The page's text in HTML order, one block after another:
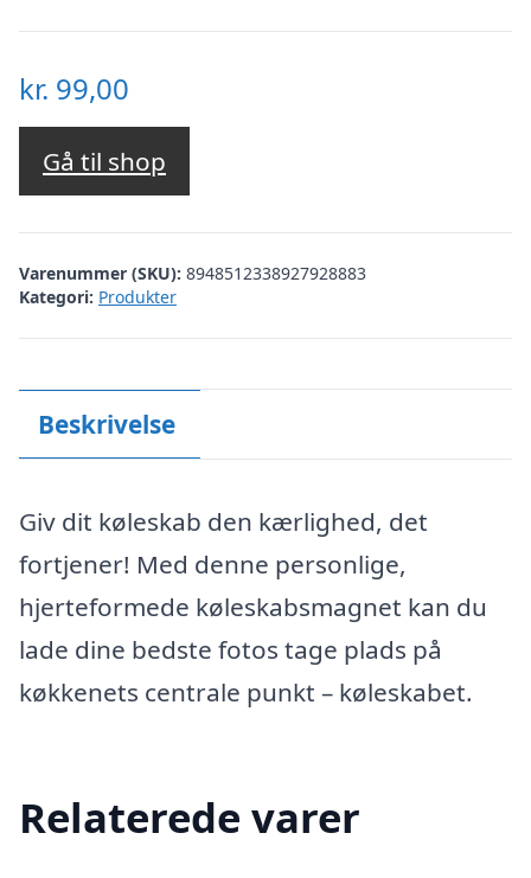
kr. 99,00
Gå til shop
Varenummer (SKU): 8948512338927928883
Kategori: Produkter
Beskrivelse
Giv dit køleskab den kærlighed, det
fortjener! Med denne personlige,
hjerteformede køleskabsmagnet kan du
lade dine bedste fotos tage plads på
køkkenets centrale punkt – køleskabet.
Relaterede varer